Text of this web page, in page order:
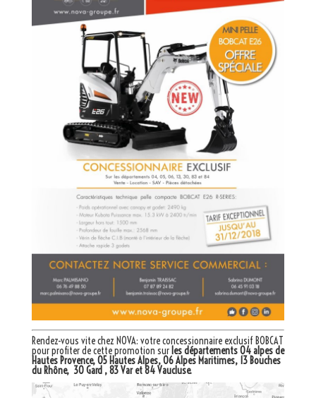
Rendez-vous vite chez NOVA: votreconcessionnaire exclusif BOBCAT
pour profiter de cette promotion sur les départements 04 alpes de
Hautes Provence, 05 Hautes Alpes, 06 Alpes Maritimes, 13 Bouches
du Rhône, 30 Gard , 83 Var et 84 Vaucluse.